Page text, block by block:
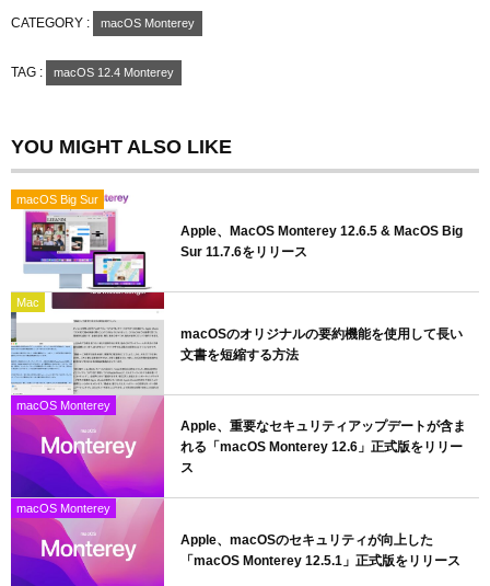
CATEGORY : macOS Monterey
TAG : macOS 12.4 Monterey
YOU MIGHT ALSO LIKE
macOS Big Sur
Apple、MacOS Monterey 12.6.5 & MacOS Big
Sur 11.7.6をリリース
Mac
macOSのオリジナルの要約機能を使用して長い
文書を短縮する方法
macOS Monterey
Apple、重要なセキュリティアップデートが含ま
れる「macOS Monterey 12.6」正式版をリリー
ス
macOS Monterey
Apple、macOSのセキュリティが向上した
「macOS Monterey 12.5.1」正式版をリリース